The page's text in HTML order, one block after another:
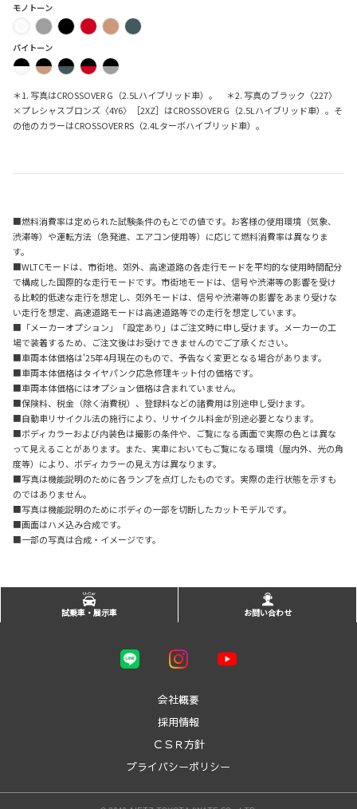
モノトーン
バイトーン
＊1. 写真はCROSSOVER G（2.5Lハイブリッド車）。 ＊2. 写真のブラック〈227〉
×プレシャスブロンズ〈4Y6〉［2XZ］はCROSSOVER G（2.5Lハイブリッド車）。そ
の他のカラーはCROSSOVER RS（2.4Lターボハイブリッド車）。
■燃料消費率は定められた試験条件のもとでの値です。お客様の使用環境（気象、
渋滞等）や運転方法（急発進、エアコン使用等）に応じて燃料消費率は異なりま
す。
■WLTCモードは、市街地、郊外、高速道路の各走行モードを平均的な使用時間配分
で構成した国際的な走行モードです。市街地モードは、信号や渋滞等の影響を受け
る比較的低速な走行を想定し、郊外モードは、信号や渋滞等の影響をあまり受けな
い走行を想定、高速道路モードは高速道路等での走行を想定しています。
■「メーカーオプション」「設定あり」はご注文時に申し受けます。メーカーの工
場で装着するため、ご注文後はお受けできませんのでご了承ください。
■車両本体価格は'25年4月現在のもので、予告なく変更となる場合があります。
■車両本体価格はタイヤパンク応急修理キット付の価格です。
■車両本体価格にはオプション価格は含まれていません。
■保険料、税金（除く消費税）、登録料などの諸費用は別途申し受けます。
■自動車リサイクル法の施行により、リサイクル料金が別途必要となります。
■ボディカラーおよび内装色は撮影の条件や、ご覧になる画面で実際の色とは異な
って見えることがあります。また、実車においてもご覧になる環境（屋内外、光の角
度等）により、ボディカラーの見え方は異なります。
■写真は機能説明のために各ランプを点灯したものです。実際の走行状態を示すも
のではありません。
■写真は機能説明のためにボディの一部を切断したカットモデルです。
■画面はハメ込み合成です。
■一部の写真は合成・イメージです。
試乗車・展示車 お問い合わせ
会社概要
採用情報
ＣＳＲ方針
プライバシーポリシー